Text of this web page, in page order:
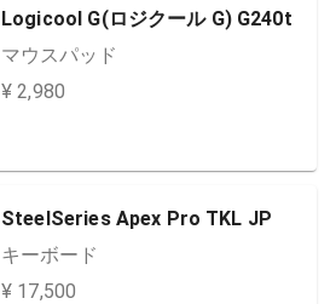
Logicool G(ロジクール G) G240t
マウスパッド
¥ 2,980
SteelSeries Apex Pro TKL JP
キーボード
¥ 17,500